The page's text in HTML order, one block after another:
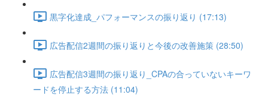
黒字化達成_パフォーマンスの振り返り (17:13)
広告配信2週間の振り返りと今後の改善施策 (28:50)
広告配信3週間の振り返り_CPAの合っていないキーワ
ードを停止する方法 (11:04)